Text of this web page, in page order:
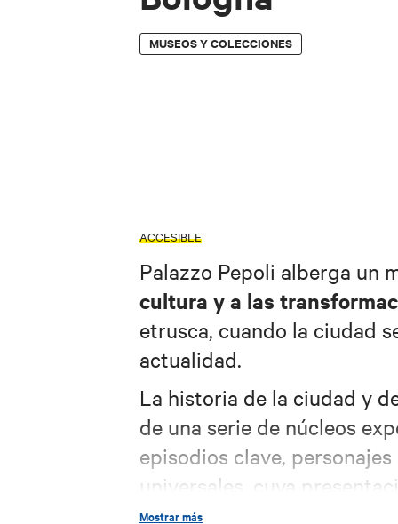
MUSEOS Y COLECCIONES
ACCESIBLE
Palazzo Pepoli alberga un
cultura y a las
etrusca, cuando la ciudad
actualidad.
La historia de la ciudad y
de una serie de núcleos
episodios clave,
universales, cuya
combinación de
Mostrar más